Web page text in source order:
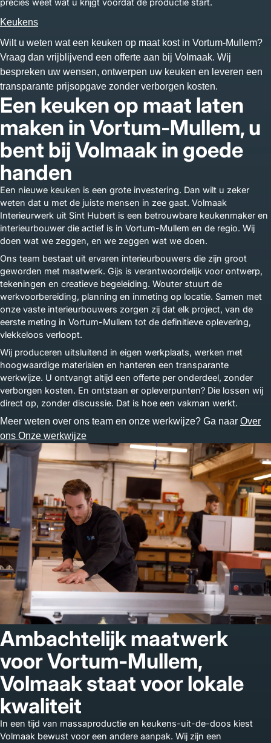
precies weet wat u krijgt voordat de productie start.
Keukens
Wilt u weten wat een keuken op maat kost in Vortum-Mullem?
Vraag dan vrijblijvend een offerte aan bij Volmaak. Wij
bespreken uw wensen, ontwerpen uw keuken en leveren een
transparante prijsopgave zonder verborgen kosten.
Een keuken op maat laten
maken in Vortum-Mullem, u
bent bij Volmaak in goede
handen
Een nieuwe keuken is een grote investering. Dan wilt u zeker
weten dat u met de juiste mensen in zee gaat. Volmaak
Interieurwerk uit Sint Hubert is een betrouwbare keukenmaker en
interieurbouwer die actief is in Vortum-Mullem en de regio. Wij
doen wat we zeggen, en we zeggen wat we doen.
Ons team bestaat uit ervaren interieurbouwers die zijn groot
geworden met maatwerk. Gijs is verantwoordelijk voor ontwerp,
tekeningen en creatieve begeleiding. Wouter stuurt de
werkvoorbereiding, planning en inmeting op locatie. Samen met
onze vaste interieurbouwers zorgen zij dat elk project, van de
eerste meting in Vortum-Mullem tot de definitieve oplevering,
vlekkeloos verloopt.
Wij produceren uitsluitend in eigen werkplaats, werken met
hoogwaardige materialen en hanteren een transparante
werkwijze. U ontvangt altijd een offerte per onderdeel, zonder
verborgen kosten. En ontstaan er opleverpunten? Die lossen wij
direct op, zonder discussie. Dat is hoe een vakman werkt.
Meer weten over ons team en onze werkwijze? Ga naar Over
ons Onze werkwijze
Ambachtelijk maatwerk
voor Vortum-Mullem,
Volmaak staat voor lokale
kwaliteit
In een tijd van massaproductie en keukens-uit-de-doos kiest
Volmaak bewust voor een andere aanpak. Wij zijn een